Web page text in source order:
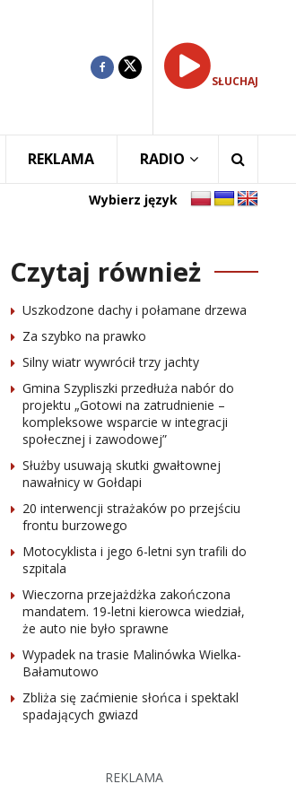
SŁUCHAJ
REKLAMA RADIO
Wybierz język
Czytaj również
Uszkodzone dachy i połamane drzewa
Za szybko na prawko
Silny wiatr wywrócił trzy jachty
Gmina Szypliszki przedłuża nabór do
projektu „Gotowi na zatrudnienie –
kompleksowe wsparcie w integracji
społecznej i zawodowej”
Służby usuwają skutki gwałtownej
nawałnicy w Gołdapi
20 interwencji strażaków po przejściu
frontu burzowego
Motocyklista i jego 6-letni syn trafili do
szpitala
Wieczorna przejażdżka zakończona
mandatem. 19-letni kierowca wiedział,
że auto nie było sprawne
Wypadek na trasie Malinówka Wielka-
Bałamutowo
Zbliża się zaćmienie słońca i spektakl
spadających gwiazd
REKLAMA